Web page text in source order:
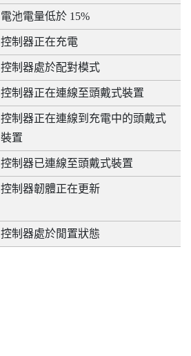
電池電量低於 15%
控制器正在充電
控制器處於配對模式
控制器正在連線至頭戴式裝置
控制器正在連線到充電中的頭戴式
裝置
控制器已連線至頭戴式裝置
控制器韌體正在更新
控制器處於閒置狀態